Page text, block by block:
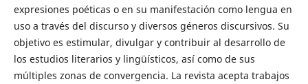
expresiones poéticas o en su manifestación como lengua en
uso a través del discurso y diversos géneros discursivos. Su
objetivo es estimular, divulgar y contribuir al desarrollo de
los estudios literarios y lingüísticos, así como de sus
múltiples zonas de convergencia. La revista acepta trabajos